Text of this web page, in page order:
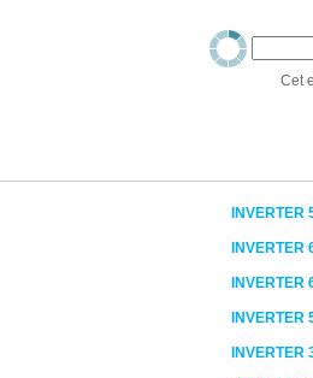
Cet
INVERTER
INVERTER
INVERTER
INVERTER
INVERTER